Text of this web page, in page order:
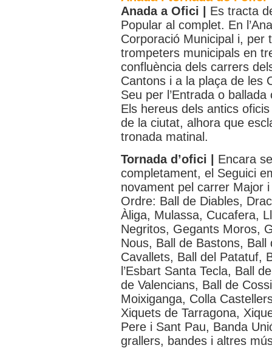
Anada a Ofici | Es tracta
Popular al complet. En
Corporació Municipal i, per
trompeters municipals en
confluència dels carrers
Cantons i a la plaça de les
Seu per l’Entrada o
Els hereus dels antics
de la ciutat, alhora que
tronada matinal.
Tornada d’ofici | Encara
completament, el Seguici
novament pel carrer Major
Ordre: Ball de Diables,
Àliga, Mulassa, Cucafera,
Negritos, Gegants Moros,
Nous, Ball de Bastons,
Cavallets, Ball del Patatuf,
l’Esbart Santa Tecla, Ball
de Valencians, Ball de
Moixiganga, Colla
Xiquets de Tarragona,
Pere i Sant Pau, Banda
grallers, bandes i altres